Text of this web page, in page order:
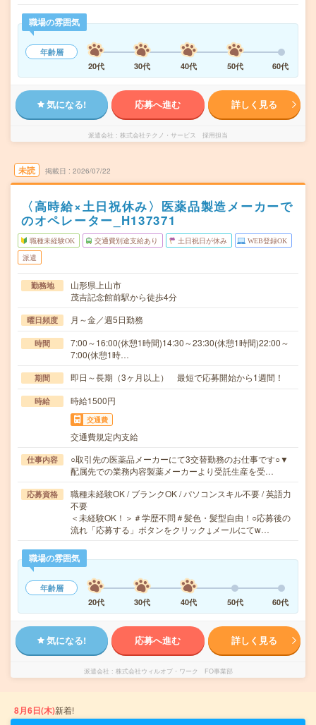
職場の雰囲気
年齢層
20代
30代 40代 50代 60代
気になる! 応募へ進む 詳しく見る
派遣会社 株式会社テクノ・サービス 採用担当
未読 掲載日 2026/07/22
〈高時給×土日祝休み〉医薬品製造メーカーで
のオペレーター_H137371
職種未経験OK 交通費別途支給あり 土日祝日が休み WEB登録OK
派遣
勤務地
山形県上山市
茂吉記念館前駅から徒歩4分
曜日頻度 月～金／週5日勤務
時間
7:00～16:00(休憩1時間)14:30～23:30(休憩1時間)22:00～
7:00(休憩1時…
期間 即日～長期（3ヶ月以上） 最短で応募開始から1週間！
時給 時給1500円
交通費
交通費規定内支給
仕事内容
○取引先の医薬品メーカーにて3交替勤務のお仕事です○▼
配属先での業務内容製薬メーカーより受託生産を受…
応募資格
職種未経験OK / ブランクOK / パソコンスキル不要 / 英語力
不要
＜未経験OK！＞＃学歴不問＃髪色・髪型自由！○応募後の
流れ「応募する」ボタンをクリック↓メールにてw…
職場の雰囲気
年齢層
20代
30代 40代 50代 60代
気になる! 応募へ進む 詳しく見る
派遣会社 株式会社ウィルオブ・ワーク FO事業部
8月6日(木)新着!